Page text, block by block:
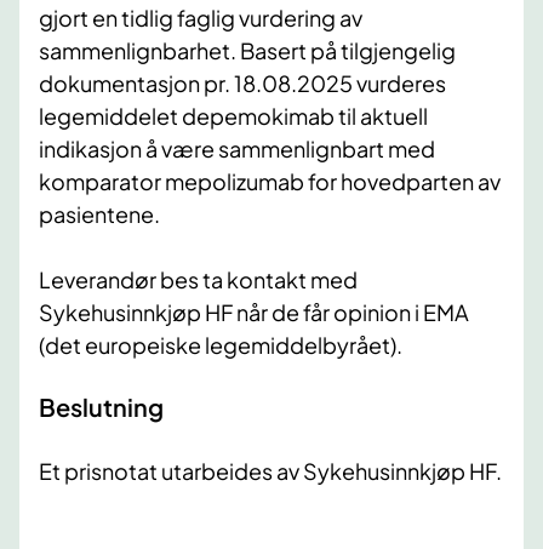
gjort en tidlig faglig vurdering av
sammenlignbarhet. Basert på tilgjengelig
dokumentasjon pr. 18.08.2025 vurderes
legemiddelet depemokimab til aktuell
indikasjon å være sammenlignbart med
komparator mepolizumab for hovedparten av
pasientene.
Leverandør bes ta kontakt med
Sykehusinnkjøp HF når de får opinion i EMA
(det europeiske legemiddelbyrået).
Beslutning
Et prisnotat utarbeides av Sykehusinnkjøp HF.